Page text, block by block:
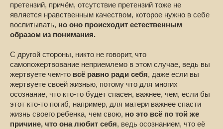
претензий, причём, отсутствие претензий тоже не
является нравственным качеством, которое нужно в себе
воспитывать, но оно происходит естественным
образом из понимания.
С другой стороны, никто не говорит, что
самопожертвование неприемлемо в этом случае, ведь вы
жертвуете чем-то всё равно ради себя, даже если вы
жертвуете своей жизнью, потому что для многих
осознание, что кто-то будет спасен, важнее, чем, если бы
этот кто-то погиб, например, для матери важнее спасти
жизнь своего ребенка, чем свою, но это всё по той же
причине, что она любит себя, ведь осознанием, что её